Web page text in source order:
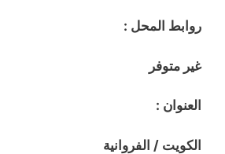
روابط المحل :
غير متوفر
العنوان :
الكويت / الفروانية